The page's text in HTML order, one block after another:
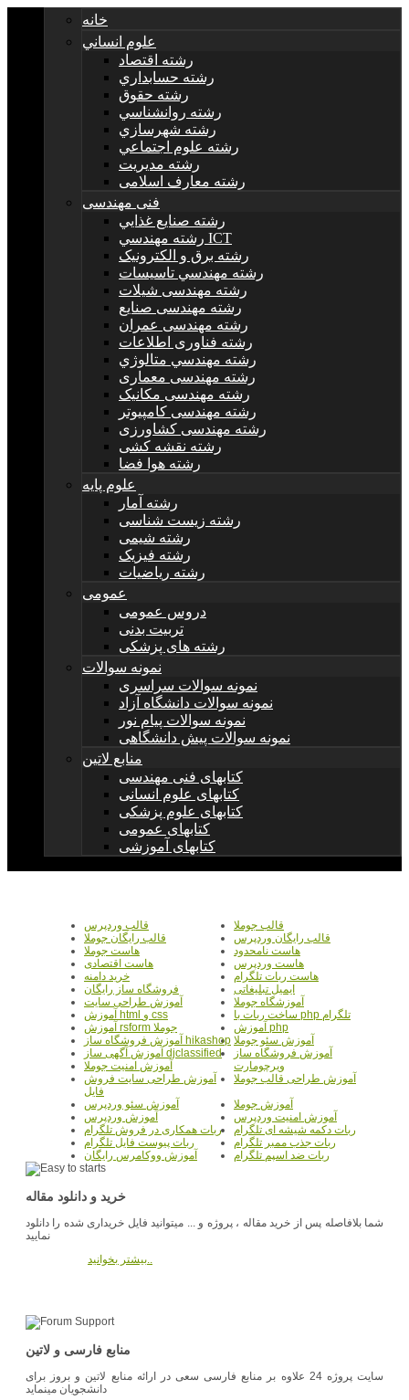
خانه
علوم انساني
رشته اقتصاد
رشته حسابداري
رشته حقوق
رشته روانشناسي
رشته شهرسازي
رشته علوم اجتماعي
رشته مديريت
رشته معارف اسلامی
فنی مهندسی
رشته صنايع غذايي
رشته مهندسي ICT
رشته برق و الکترونيک
رشته مهندسي تاسيسات
رشته مهندسی شیلات
رشته مهندسی صنایع
رشته مهندسی عمران
رشته فناوری اطلاعات
رشته مهندسي متالوژي
رشته مهندسی معماری
رشته مهندسی مکانیک
رشته مهندسی کامپیوتر
رشته مهندسی کشاورزی
رشته نقشه کشی
رشته هوا فضا
علوم پایه
رشته آمار
رشته زیست شناسی
رشته شیمی
رشته فیزیک
رشته ریاضیات
عمومی
دروس عمومی
تربیت بدنی
رشته های پزشکی
نمونه سوالات
نمونه سوالات سراسری
نمونه سوالات دانشگاه آزاد
نمونه سوالات پیام نور
نمونه سوالات پیش دانشگاهی
منابع لاتین
کتابهای فنی مهندسی
کتابهای علوم انسانی
کتابهای علوم پزشکی
کتابهای عمومی
کتابهای آموزشی
قالب جوملا
قالب وردپرس
قالب رایگان وردپرس
قالب رایگان جوملا
هاست نامحدود
هاست جوملا
هاست وردپرس
هاست اقتصادی
هاست ربات تلگرام
خرید دامنه
ایمیل تبلیغاتی
فروشگاه ساز رایگان
آموزشگاه جوملا
آموزش طراحی سایت
ساخت ربات با php تلگرام
آموزش html و css
آموزش php
آموزش rsform جوملا
آموزش سئو جوملا آموزش فروشگاه ساز hikashop
آموزش فروشگاه ساز
ویرچومارت
آموزش آگهی ساز djclassified
آموزش امنیت جوملا
آموزش طراحی قالب جوملا
آموزش طراحی سایت فروش
فایل
آموزش جوملا
آموزش سئو وردپرس
آموزش امنیت وردپرس
آموزش وردپرس
ربات دکمه شیشه ای تلگرام
ربات همکاری در فروش تلگرام
ربات جذب ممبر تلگرام
ربات پیوست فایل تلگرام
ربات ضد اسپم تلگرام
آموزش ووکامرس رایگان
خرید و دانلود مقاله
شما بلافاصله پس از خرید مقاله ، پروژه و ... میتوانید فایل خریداری شده را دانلود
نمایید
بیشتر بخوانید..
منابع فارسی و لاتین
سایت پروژه 24 علاوه بر منابع فارسی سعی در ارائه منابع لاتین و بروز برای
دانشجویان مینماید